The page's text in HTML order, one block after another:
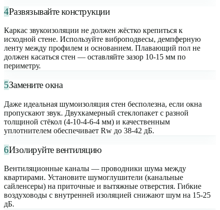
4Развязывайте конструкции
Каркас звукоизоляции не должен жёстко крепиться к
исходной стене. Используйте виброподвесы, демпферную
ленту между профилем и основанием. Плавающий пол не
должен касаться стен — оставляйте зазор 10-15 мм по
периметру.
5Замените окна
Даже идеальная шумоизоляция стен бесполезна, если окна
пропускают звук. Двухкамерный стеклопакет с разной
толщиной стёкол (4-10-4-6-4 мм) и качественным
уплотнителем обеспечивает Rw до 38-42 дБ.
6Изолируйте вентиляцию
Вентиляционные каналы — проводники шума между
квартирами. Установите шумоглушители (канальные
сайленсеры) на приточные и вытяжные отверстия. Гибкие
воздуховоды с внутренней изоляцией снижают шум на 15-25
дБ.